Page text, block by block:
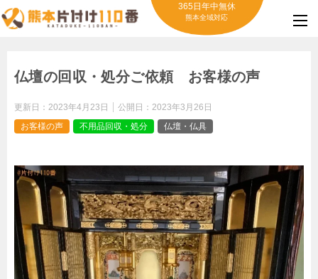
365日年中無休
熊本全域対応
仏壇の回収・処分ご依頼 お客様の声
更新日： 2023年4月23日 公開日： 2023年3月26日
お客様の声
不用品回収・処分 仏壇・仏具